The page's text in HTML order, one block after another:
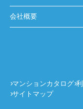
会社概要
マンションカタログ
サイトマップ